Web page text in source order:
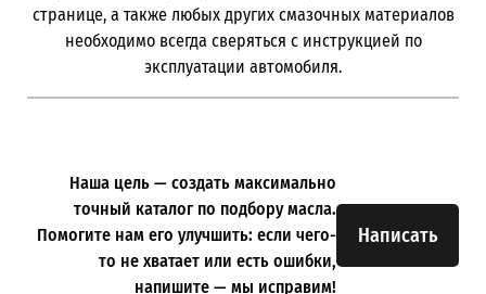
странице, а также любых других смазочных материалов
необходимо всегда сверяться с инструкцией по
эксплуатации автомобиля.
Написать
Наша цель — создать максимально
точный каталог по подбору масла.
Помогите нам его улучшить: если чего-
то не хватает или есть ошибки,
напишите — мы исправим!